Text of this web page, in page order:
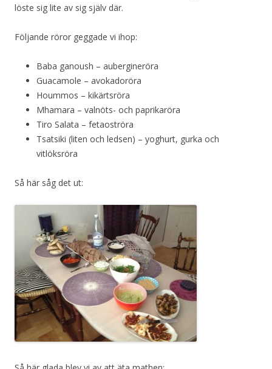
löste sig lite av sig själv där.
Följande röror geggade vi ihop:
Baba ganoush – aubergineröra
Guacamole – avokadoröra
Hoummos – kikärtsröra
Mhamara – valnöts- och paprikaröra
Tiro Salata – fetaoströra
Tsatsiki (liten och ledsen) – yoghurt, gurka och
vitlöksröra
Så här såg det ut: